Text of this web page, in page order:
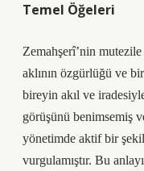
Temel Öğeleri
Zemahşerî’nin
aklının özgürlüğü ve
bireyin akıl ve
görüşünü benimsemiş
yönetimde aktif bir
vurgulamıştır. Bu